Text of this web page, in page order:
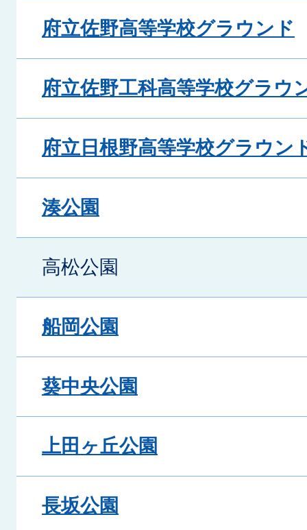
府立佐野高等学校グラウンド
府立佐野工科高等学校グラウ
府立日根野高等学校グラウン
湊公園
高松公園
船岡公園
葵中央公園
上田ヶ丘公園
長坂公園